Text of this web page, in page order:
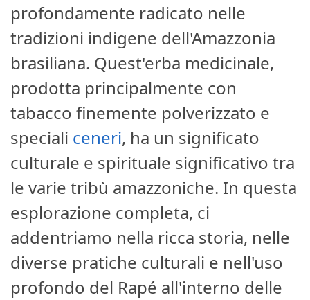
profondamente radicato nelle
tradizioni indigene dell'Amazzonia
brasiliana. Quest'erba medicinale,
prodotta principalmente con
tabacco finemente polverizzato e
speciali ceneri, ha un significato
culturale e spirituale significativo tra
le varie tribù amazzoniche. In questa
esplorazione completa, ci
addentriamo nella ricca storia, nelle
diverse pratiche culturali e nell'uso
profondo del Rapé all'interno delle